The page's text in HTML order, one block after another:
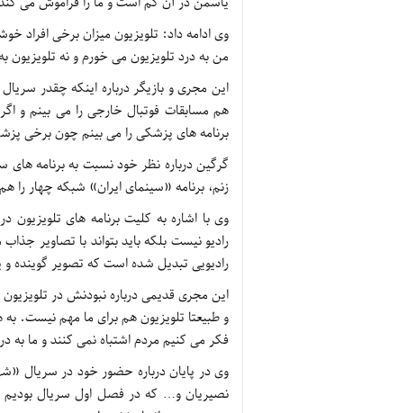
وی ادامه داد: تلویزیون میزان برخی
من به درد تلویزیون می خورم و نه
این مجری و بازیگر درباره اینکه چقدر
برنامه های پزشکی را می بینم چون برخی
گرگین درباره نظر خود نسبت به برنامه
زنم، برنامه «سینمای ایران» شبکه چهار را هم
وی با اشاره به کلیت برنامه های
رادیو نیست بلکه باید بتواند با تصاویر
رادیویی تبدیل شده است که تصویر گوینده و
این مجری قدیمی درباره نبودنش در
و طبیعتا تلویزیون هم برای ما مهم نیست.
فکر می کنیم مردم اشتباه نمی کنند و ما به
وی در پایان درباره حضور خود در سریال
نصیریان و… که در فصل اول سریال